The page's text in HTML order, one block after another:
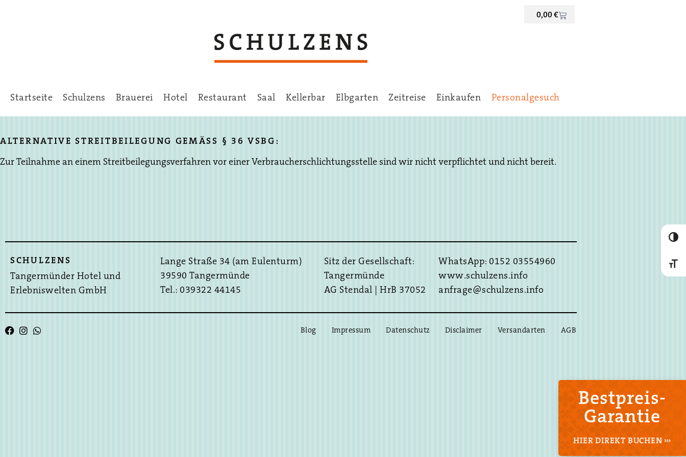
0,00 €
Startseite Schulzens Brauerei Hotel Restaurant Saal Kellerbar Elbgarten Zeitreise Einkaufen Personalgesuch
ALTERNATIVE STREITBEILEGUNG GEMÄSS § 36 VSBG:
Zur Teilnahme an einem Streitbeilegungsverfahren vor einer Verbraucherschlichtungsstelle sind wir nicht verpflichtet und nicht bereit.
SCHULZENS
Tangermünder Hotel und
Erlebniswelten GmbH
Lange Straße 34 (am Eulenturm)
39590 Tangermünde
Tel.: 039322 44145
Sitz der Gesellschaft:
Tangermünde
AG Stendal | HrB 37052
WhatsApp: 0152 03554960
www.schulzens.info
anfrage@schulzens.info
Blog Impressum Datenschutz Disclaimer Versandarten AGB
Bestpreis-
Garantie
HIER DIREKT BUCHEN ›››